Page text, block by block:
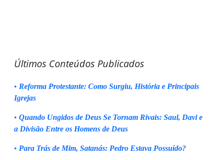
Últimos Conteúdos Publicados
• Reforma Protestante: Como Surgiu, História e Principais
Igrejas
• Quando Ungidos de Deus Se Tornam Rivais: Saul, Davi e
a Divisão Entre os Homens de Deus
• Para Trás de Mim, Satanás: Pedro Estava Possuído?